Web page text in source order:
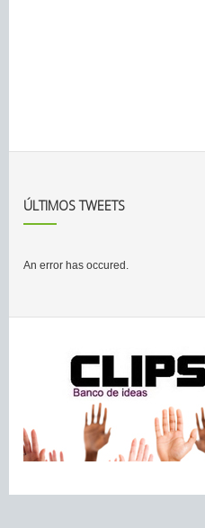
ÚLTIMOS TWEETS
An error has occured.